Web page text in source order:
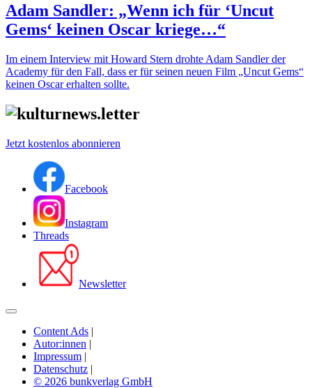
Adam Sandler: „Wenn ich für ‘Uncut
Gems‘ keinen Oscar kriege…“
Im einem Interview mit Howard Stern drohte Adam Sandler der
Academy für den Fall, dass er für seinen neuen Film „Uncut Gems“
keinen Oscar erhalten sollte.
Jetzt kostenlos abonnieren
Facebook
Instagram
Threads
Newsletter
Content Ads |
Autor:innen |
Impressum |
Datenschutz |
© 2026 bunkverlag GmbH